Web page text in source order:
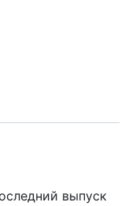
выпуск